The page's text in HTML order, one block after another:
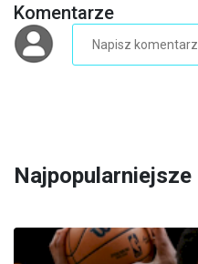
Komentarze
Najpopularniejsze